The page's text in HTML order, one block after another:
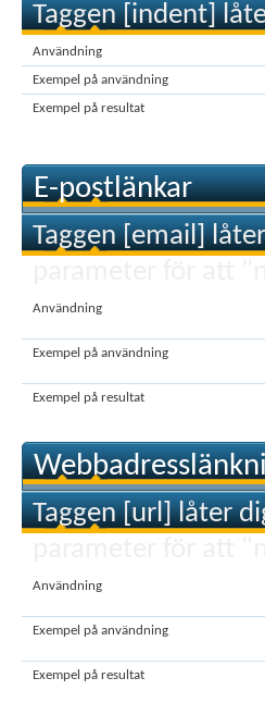
Taggen [indent]
Användning
Exempel på användning
Exempel på resultat
E-postlänkar
Taggen [email]
Användning
Exempel på användning
Exempel på resultat
Taggen [url] låter
Användning
Exempel på användning
Exempel på resultat